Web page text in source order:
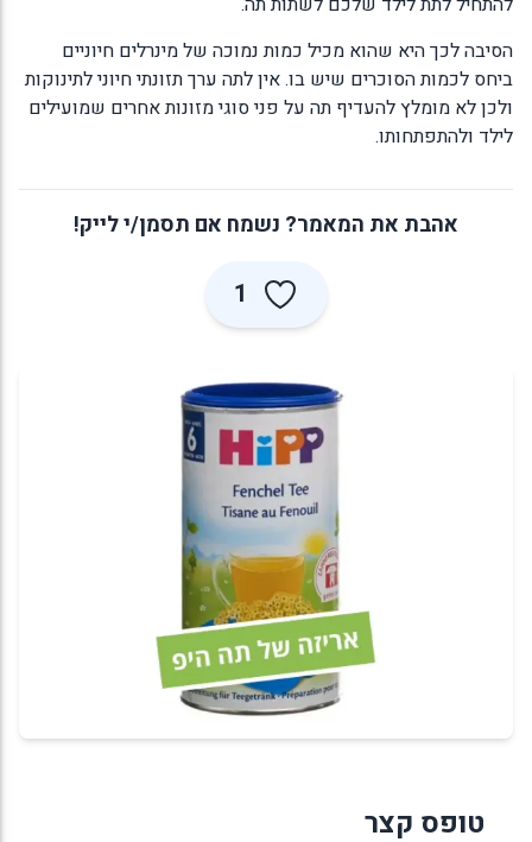
הסיבה לכך היא שהוא מכיל כמות נמוכה של מינרלים חיוניים
ביחס לכמות הסוכרים שיש בו. אין לתה ערך תזונתי חיוני לתינוקות
ולכן לא מומלץ להעדיף תה על פני סוגי מזונות אחרים שמועילים
לילד ולהתפתחותו.
אהבת את המאמר? נשמח אם תסמן/י לייק!
1
טופס קצר